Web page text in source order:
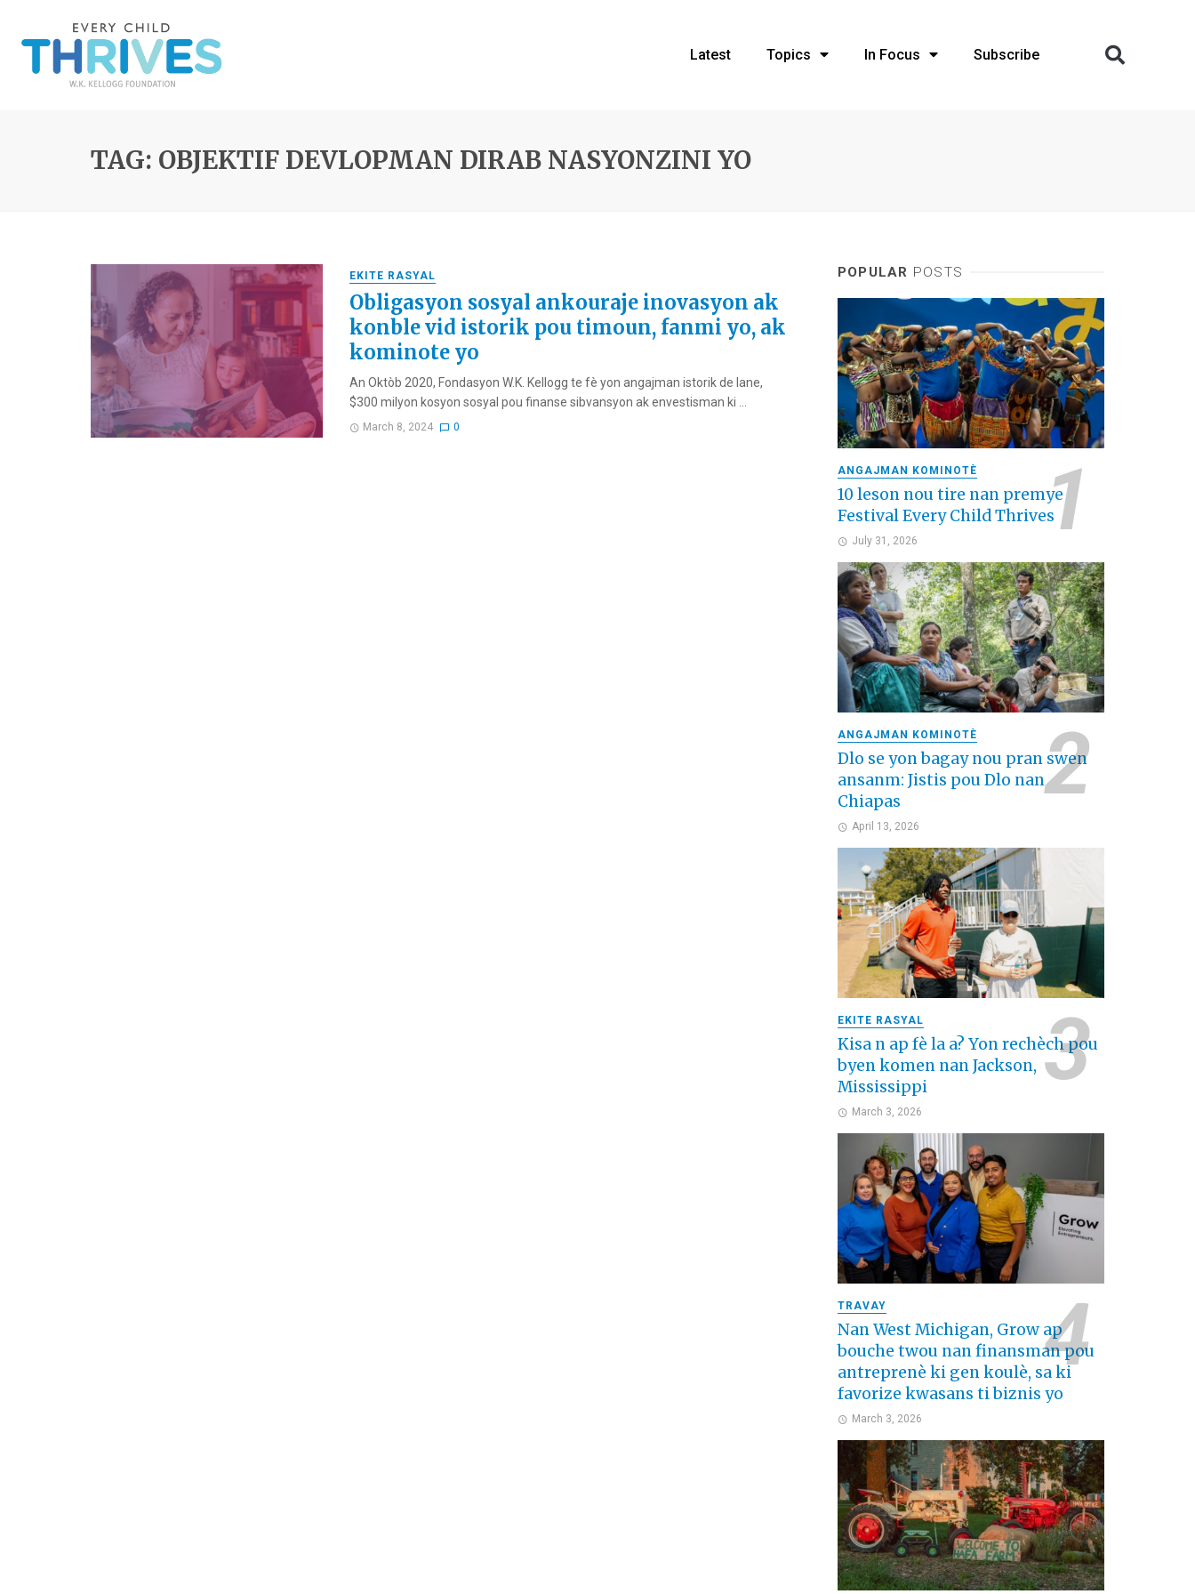
Latest Topics In Focus Subscribe
TAG: OBJEKTIF DEVLOPMAN DIRAB NASYONZINI YO
EKITE RASYAL
Obligasyon sosyal ankouraje inovasyon ak
konble vid istorik pou timoun, fanmi yo, ak
kominote yo
An Oktòb 2020, Fondasyon W.K. Kellogg te fè yon angajman istorik de lane,
$300 milyon kosyon sosyal pou finanse sibvansyon ak envestisman ki ...
March 8, 2024 0
POPULAR POSTS
ANGAJMAN KOMINOTÈ
10 leson nou tire nan premye
Festival Every Child Thrives
July 31, 2026
ANGAJMAN KOMINOTÈ
Dlo se yon bagay nou pran swen
ansanm: Jistis pou Dlo nan
Chiapas
April 13, 2026
EKITE RASYAL
Kisa n ap fè la a? Yon rechèch pou
byen komen nan Jackson,
Mississippi
March 3, 2026
TRAVAY
Nan West Michigan, Grow ap
bouche twou nan finansman pou
antreprenè ki gen koulè, sa ki
favorize kwasans ti biznis yo
March 3, 2026